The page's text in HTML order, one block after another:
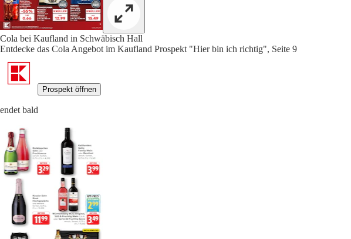
Cola bei Kaufland in Schwäbisch Hall
Entdecke das Cola Angebot im Kaufland Prospekt "Hier bin ich richtig", Seite 9
Prospekt öffnen
endet bald